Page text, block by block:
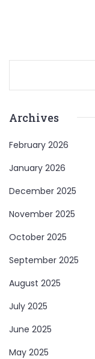
Archives
February 2026
January 2026
December 2025
November 2025
October 2025
September 2025
August 2025
July 2025
June 2025
May 2025